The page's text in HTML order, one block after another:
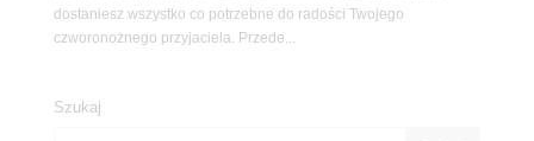
dostaniesz wszystko co potrzebne do radości Twojego
czworonożnego przyjaciela. Przede...
Szukaj